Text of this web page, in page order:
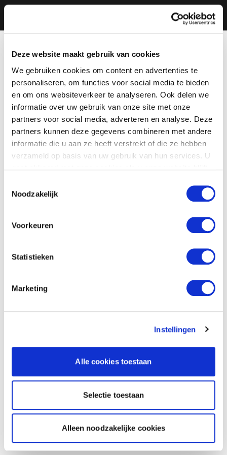
Deze website maakt gebruik van cookies
We gebruiken cookies om content en advertenties te
personaliseren, om functies voor social media te bieden
en om ons websiteverkeer te analyseren. Ook delen we
informatie over uw gebruik van onze site met onze
partners voor social media, adverteren en analyse. Deze
partners kunnen deze gegevens combineren met andere
informatie die u aan ze heeft verstrekt of die ze hebben
verzameld op basis van uw gebruik van hun services. U
Noodzakelijk
Voorkeuren
Statistieken
Marketing
Instellingen
Alle cookies toestaan
Selectie toestaan
Alleen noodzakelijke cookies